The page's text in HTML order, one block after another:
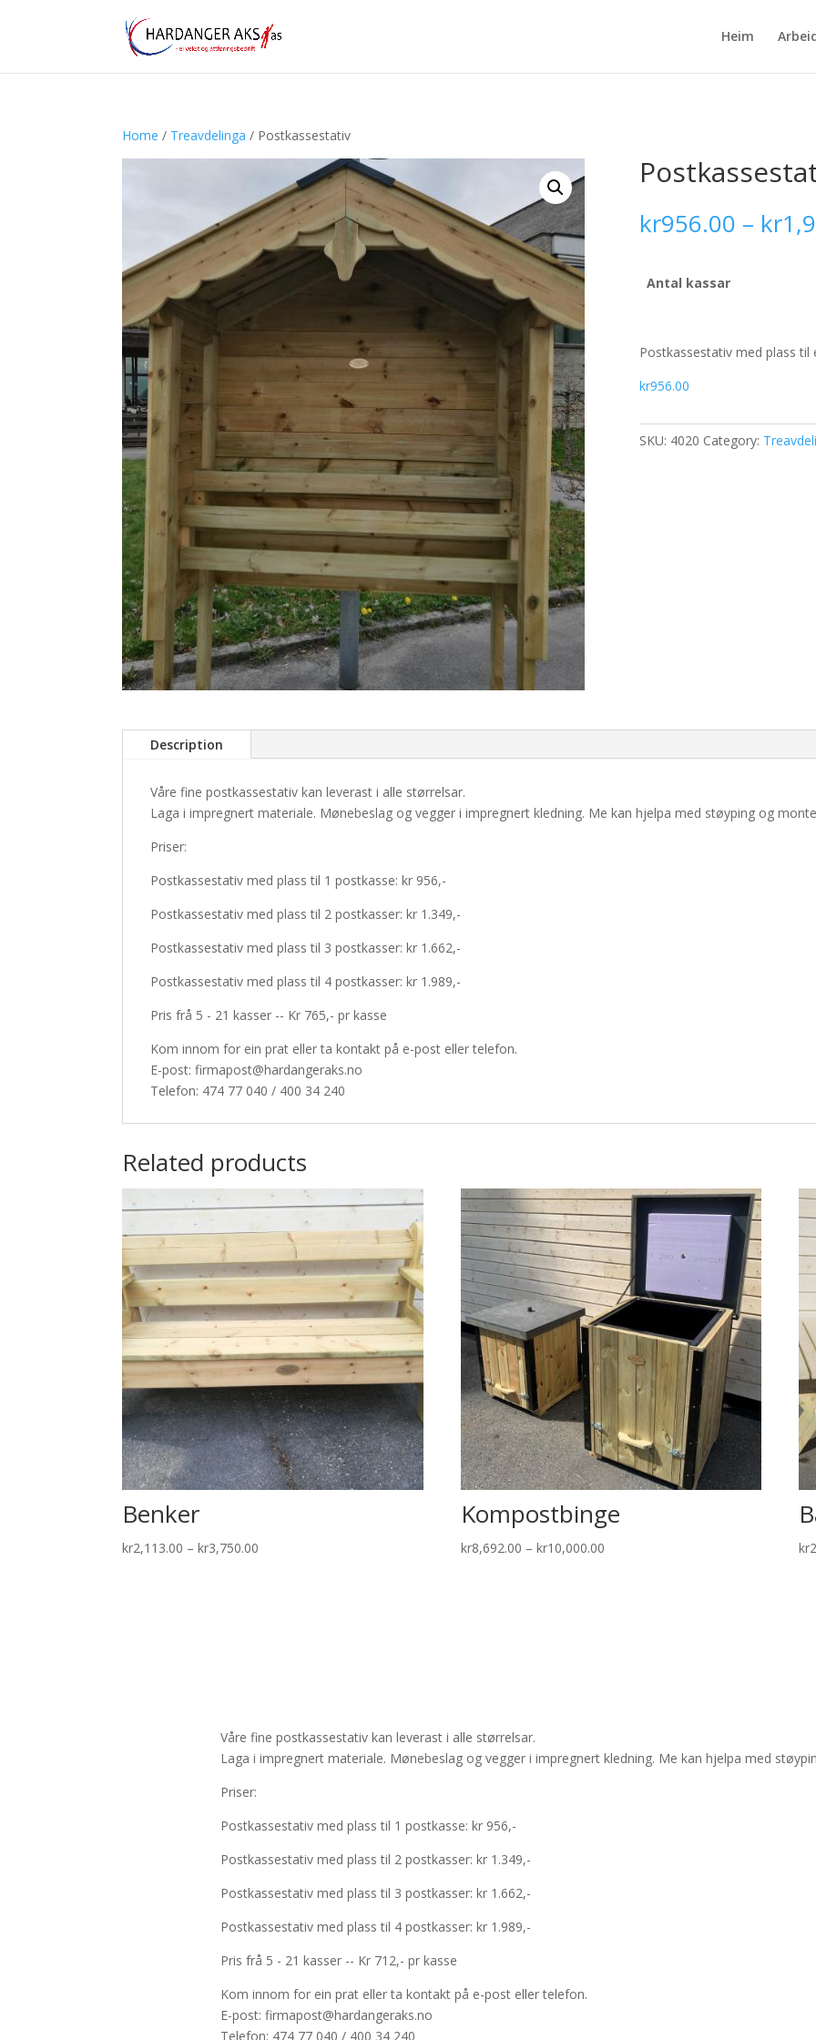
Heim
Home / Treavdelinga / Postkassestativ
kr956.00 – kr
Antal kassar
Postkassestativ med plass til
kr956.00
SKU: 4020 Category:
Description
Våre fine postkassestativ kan leverast i alle størrelsar.
Laga i impregnert materiale. Mønebeslag og vegger i impregnert kledning. Me kan hjelpa med støyping og
Priser:
Postkassestativ med plass til 1 postkasse: kr 956,-
Postkassestativ med plass til 2 postkasser: kr 1.349,-
Postkassestativ med plass til 3 postkasser: kr 1.662,-
Postkassestativ med plass til 4 postkasser: kr 1.989,-
Pris frå 5 - 21 kasser -- Kr 765,- pr kasse
Kom innom for ein prat eller ta kontakt på e-post eller telefon.
E-post:firmapost@hardangeraks.no
Telefon: 474 77 040 / 400 34 240
Related products
Benker
kr2,113.00 – kr3,750.00
Kompostbinge
kr8,692.00 – kr10,000.00Price
kr
Våre fine postkassestativ kan leverast i alle størrelsar.
Laga i impregnert materiale. Mønebeslag og vegger i impregnert kledning. Me kan hjelpa med
Priser:
Postkassestativ med plass til 1 postkasse: kr 956,-
Postkassestativ med plass til 2 postkasser: kr 1.349,-
Postkassestativ med plass til 3 postkasser: kr 1.662,-
Postkassestativ med plass til 4 postkasser: kr 1.989,-
Pris frå 5 - 21 kasser -- Kr 712,- pr kasse
Kom innom for ein prat eller ta kontakt på e-post eller telefon.
E-post: firmapost@hardangeraks.no
Telefon: 474 77 040 / 400 34 240